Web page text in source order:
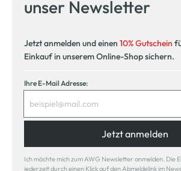
unser Newsletter
Jetzt anmelden und einen 10% Gutschein
Einkauf in unserem Online-Shop sichern.
Ihre E-Mail Adresse:
Jetzt anmelden
Ich möchte mich zum AWG Newsletter anmelden. Die
jederzeit durch einen Klick auf den Abmeldelink im